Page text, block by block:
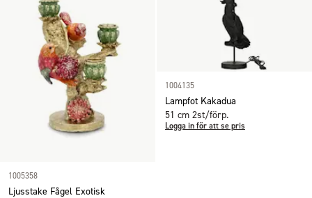
1005358
Ljusstake Fågel Exotisk
1004135
Lampfot Kakadua
51 cm 2st/förp.
Logga in för att se pris